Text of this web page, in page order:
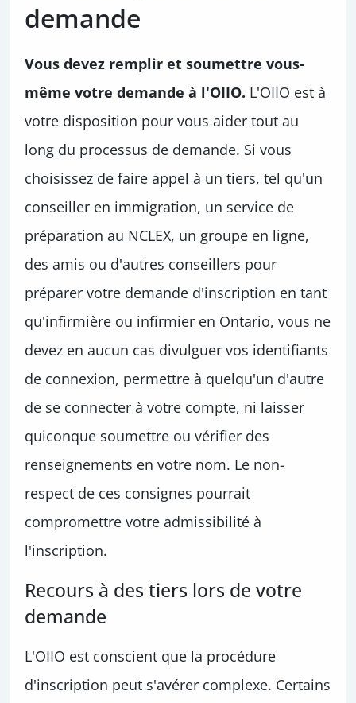
demande
Vous devez remplir et soumettre vous-
même votre demande à l'OIIO. L'OIIO est à
votre disposition pour vous aider tout au
long du processus de demande. Si vous
choisissez de faire appel à un tiers, tel qu'un
conseiller en immigration, un service de
préparation au NCLEX, un groupe en ligne,
des amis ou d'autres conseillers pour
préparer votre demande d'inscription en tant
qu'infirmière ou infirmier en Ontario, vous ne
devez en aucun cas divulguer vos identifiants
de connexion, permettre à quelqu'un d'autre
de se connecter à votre compte, ni laisser
quiconque soumettre ou vérifier des
renseignements en votre nom. Le non-
respect de ces consignes pourrait
compromettre votre admissibilité à
l'inscription.
Recours à des tiers lors de votre
demande
L'OIIO est conscient que la procédure
d'inscription peut s'avérer complexe. Certains